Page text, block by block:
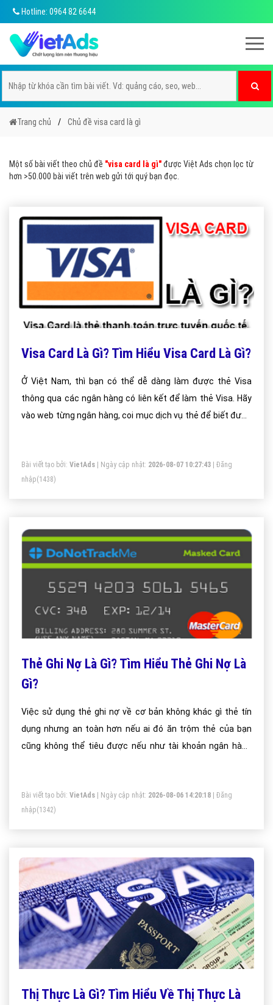
Hotline: 0964 82 6644
Trang chủ Chủ đề visa card là gì
Một số bài viết theo chủ đề "visa card là gì"được Việt Ads chọn lọc từ
hơn >50.000 bài viết trên web gửi tới quý bạn đọc.
Visa Card Là Gì? Tìm Hiểu Visa Card Là Gì?
Ở Việt Nam, thì bạn có thể dễ dàng làm được thẻ Visa
thông qua các ngân hàng có liên kết để làm thẻ Visa. Hãy
vào web từng ngân hàng, coi mục dịch vụ thẻ để biết được
visa credit và thẻ visa prepaid.
Bài viết tạo bởi: VietAds | Ngày cập nhật: 2026-08-07 10:27:43
Đăng
nhập(1438)
Thẻ Ghi Nợ Là Gì? Tìm Hiểu Thẻ Ghi Nợ Là
Gì?
Việc sử dụng thẻ ghi nợ về cơ bản không khác gì thẻ tín
dụng nhưng an toàn hơn nếu ai đó ăn trộm thẻ của bạn
cũng không thể tiêu được nếu như tài khoản ngân hàng
dù ko nạp tiền.
Bài viết tạo bởi: VietAds | Ngày cập nhật: 2026-08-06 14:20:18
Đăng
nhập(1342)
Thị Thực Là Gì? Tìm Hiểu Về Thị Thực Là